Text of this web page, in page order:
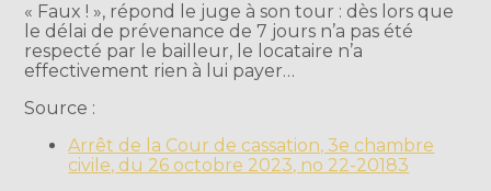
« Faux ! », répond le juge à son tour : dès lors que
le délai de prévenance de 7 jours n’a pas été
respecté par le bailleur, le locataire n’a
effectivement rien à lui payer…
Source :
Arrêt de la Cour de cassation, 3e chambre
civile, du 26 octobre 2023, no 22-20183